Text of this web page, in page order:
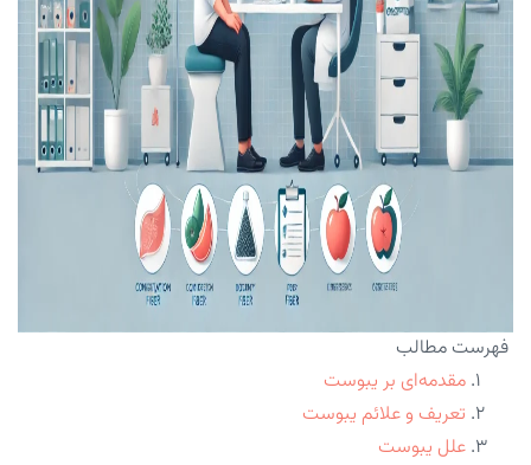
فهرست مطالب
مقدمه‌ای بر یبوست
تعریف و علائم یبوست
علل یبوست